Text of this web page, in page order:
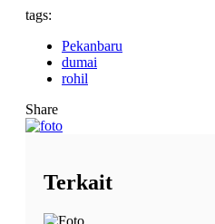
tags:
Pekanbaru
dumai
rohil
Share
Terkait